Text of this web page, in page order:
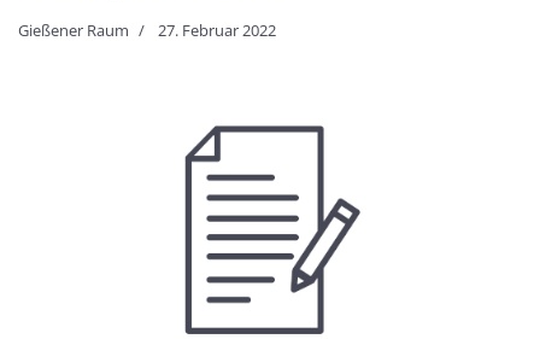
Gießener Raum 27. Februar 2022